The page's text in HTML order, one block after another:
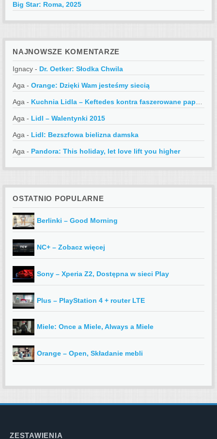
Big Star: Roma, 2025
NAJNOWSZE KOMENTARZE
Ignacy - Dr. Oetker: Słodka Chwila
Aga - Orange: Dzięki Wam jesteśmy siecią
Aga - Kuchnia Lidla – Keftedes kontra faszerowane papryczki
Aga - Lidl – Walentynki 2015
Aga - Lidl: Bezszfowa bielizna damska
Aga - Pandora: This holiday, let love lift you higher
OSTATNIO POPULARNE
Berlinki – Good Morning
NC+ – Zobacz więcej
Sony – Xperia Z2, Dostępna w sieci Play
Plus – PlayStation 4 + router LTE
Miele: Once a Miele, Always a Miele
Orange – Open, Składanie mebli
ZESTAWIENIA